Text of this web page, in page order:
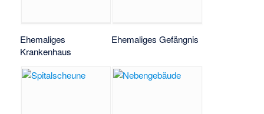
Ehemaliges
Krankenhaus
Ehemaliges Gefängnis